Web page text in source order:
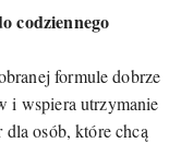
codziennego
formule dobrze
i wspiera utrzymanie
osób, które chcą